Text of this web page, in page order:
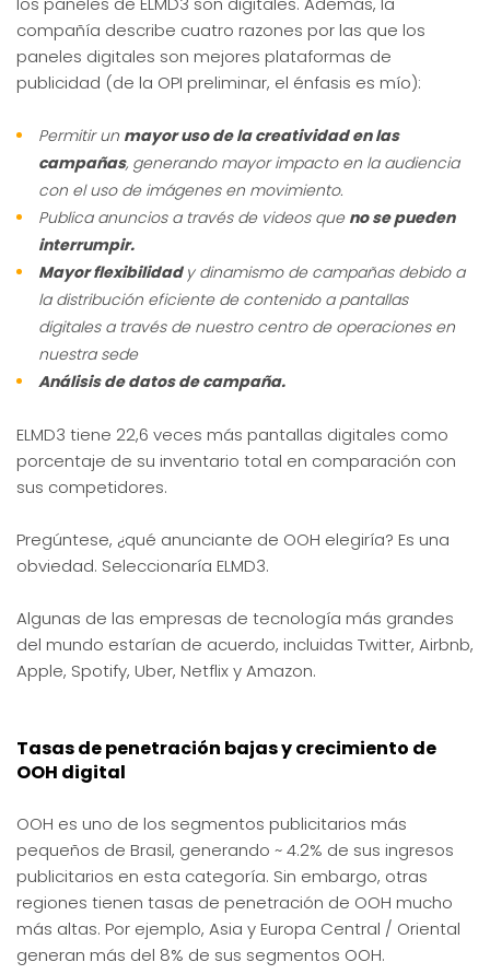
compañía describe cuatro razones por las que los
paneles digitales son mejores plataformas de
publicidad (de la OPI preliminar, el énfasis es mío):
Permitir un mayor uso de la creatividad en las
campañas, generando mayor impacto en la audiencia
con el uso de imágenes en movimiento.
Publica anuncios a través de videos que no se pueden
interrumpir.
Mayor flexibilidad y dinamismo de campañas debido a
la distribución eficiente de contenido a pantallas
digitales a través de nuestro centro de operaciones en
nuestra sede
Análisis de datos de campaña.
ELMD3 tiene 22,6 veces más pantallas digitales como
porcentaje de su inventario total en comparación con
sus competidores.
Pregúntese, ¿qué anunciante de OOH elegiría? Es una
obviedad. Seleccionaría ELMD3.
Algunas de las empresas de tecnología más grandes
del mundo estarían de acuerdo, incluidas Twitter, Airbnb,
Apple, Spotify, Uber, Netflix y Amazon.
Tasas de penetración bajas y crecimiento de
OOH digital
OOH es uno de los segmentos publicitarios más
pequeños de Brasil, generando ~ 4.2% de sus ingresos
publicitarios en esta categoría. Sin embargo, otras
regiones tienen tasas de penetración de OOH mucho
más altas. Por ejemplo, Asia y Europa Central / Oriental
generan más del 8% de sus segmentos OOH.